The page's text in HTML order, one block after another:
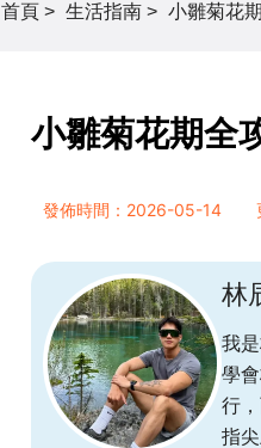
首頁 > 生活指南 > 小雛菊花
小雛菊花期全
發佈時間：2026-05-14
林
我
學
行
指